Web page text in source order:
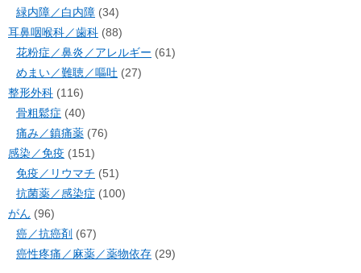
緑内障／白内障 (34)
耳鼻咽喉科／歯科 (88)
花粉症／鼻炎／アレルギー (61)
めまい／難聴／嘔吐 (27)
整形外科 (116)
骨粗鬆症 (40)
痛み／鎮痛薬 (76)
感染／免疫 (151)
免疫／リウマチ (51)
抗菌薬／感染症 (100)
がん (96)
癌／抗癌剤 (67)
癌性疼痛／麻薬／薬物依存 (29)